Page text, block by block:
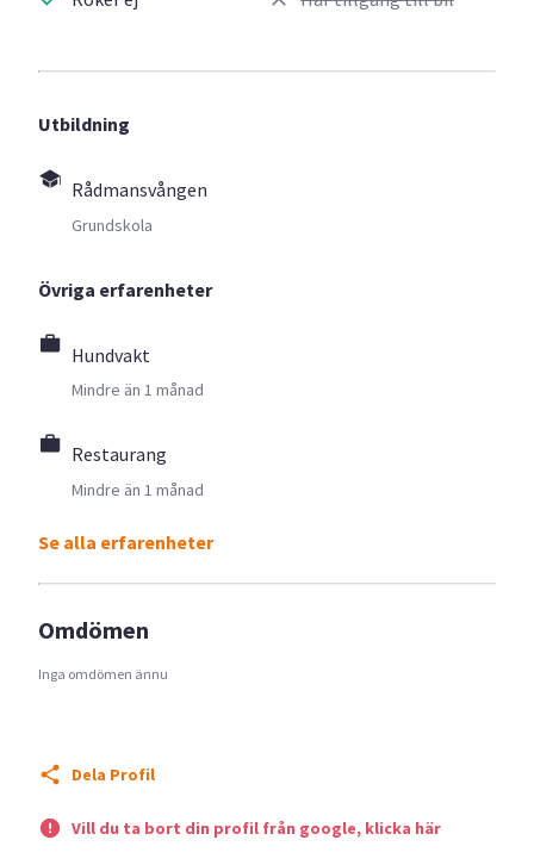
Utbildning
Rådmansvången
Grundskola
Övriga erfarenheter
Hundvakt
Mindre än 1 månad
Restaurang
Mindre än 1 månad
Se alla erfarenheter
Omdömen
Inga omdömen ännu
Dela Profil
Vill du ta bort din profil från google, klicka här